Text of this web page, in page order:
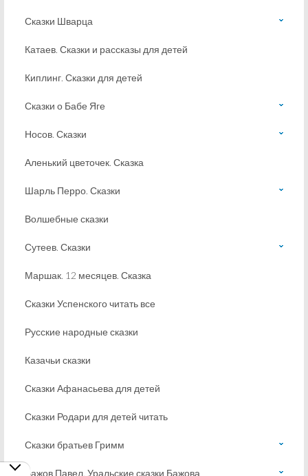
Сказки Шварца
Катаев. Сказки и рассказы для детей
Киплинг. Сказки для детей
Сказки о Бабе Яге
Носов. Сказки
Аленький цветочек. Сказка
Шарль Перро. Сказки
Волшебные сказки
Сутеев. Сказки
Маршак. 12 месяцев. Сказка
Сказки Успенского читать все
Русские народные сказки
Казачьи сказки
Сказки Афанасьева для детей
Сказки Родари для детей читать
Сказки братьев Гримм
Бажов Павел. Уральские сказки Бажова